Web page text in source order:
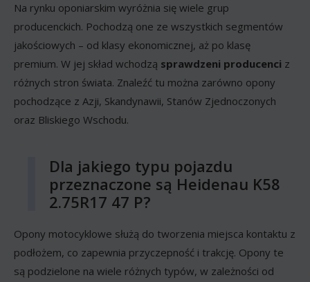
Na rynku oponiarskim wyróżnia się wiele grup
producenckich. Pochodzą one ze wszystkich segmentów
jakościowych – od klasy ekonomicznej, aż po klasę
premium. W jej skład wchodzą sprawdzeni producenci z
różnych stron świata. Znaleźć tu można zarówno opony
pochodzące z Azji, Skandynawii, Stanów Zjednoczonych
oraz Bliskiego Wschodu.
Dla jakiego typu pojazdu
przeznaczone są Heidenau K58
2.75R17 47 P?
Opony motocyklowe służą do tworzenia miejsca kontaktu z
podłożem, co zapewnia przyczepność i trakcję. Opony te
są podzielone na wiele różnych typów, w zależności od